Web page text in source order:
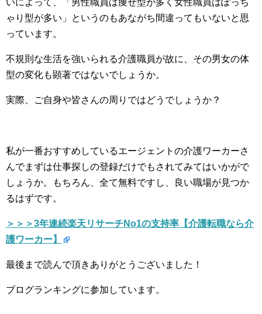
いによって、「男性職員は痩せ型が多く女性職員はぽっち
ゃり型が多い」というのもあながち間違ってもいないと思
っています。
不規則な生活を強いられる介護職員が故に、その男女の体
型の変化も顕著ではないでしょうか。
実際、ご自身や皆さんの周りではどうでしょうか？
私が一番おすすめしているエージェントの介護ワーカーさ
んでまずは仕事探しの登録だけでもされてみてはいかがで
しょうか。もちろん、全て無料ですし、良い職場が見つか
るはずです。
＞＞＞3年連続楽天リサーチNo1の支持率【介護転職なら介
護ワーカー】
最後まで読んで頂きありがとうございました！
ブログランキングに参加しています。